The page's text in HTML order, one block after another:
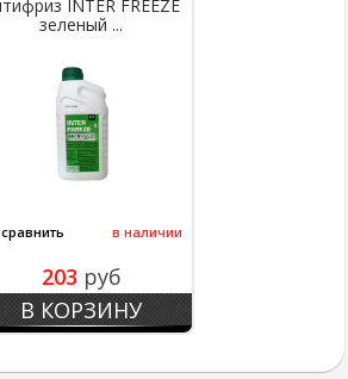
INTER FREEZE
зеленый ...
сравнить в наличии
203 руб
В КОРЗИНУ